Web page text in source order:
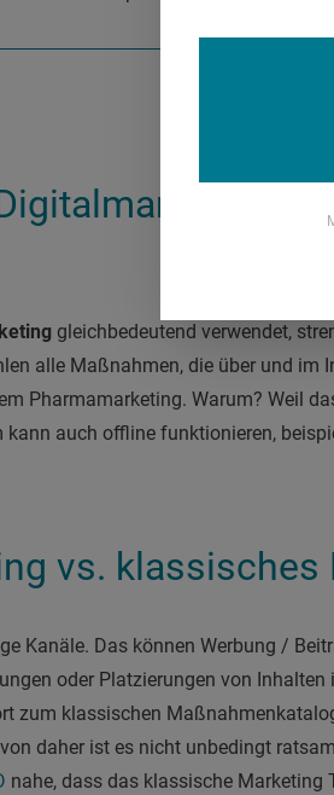
gleichbedeutend verwendet,
alle Maßnahmen, die über und im
Pharmamarketing. Warum? Weil
auch offline funktionieren,
vs. klassisches
Kanäle. Das können Werbung /
oder Platzierungen von Inhalten
zum klassischen
daher ist es nicht unbedingt
nahe, dass das klassische Marketing